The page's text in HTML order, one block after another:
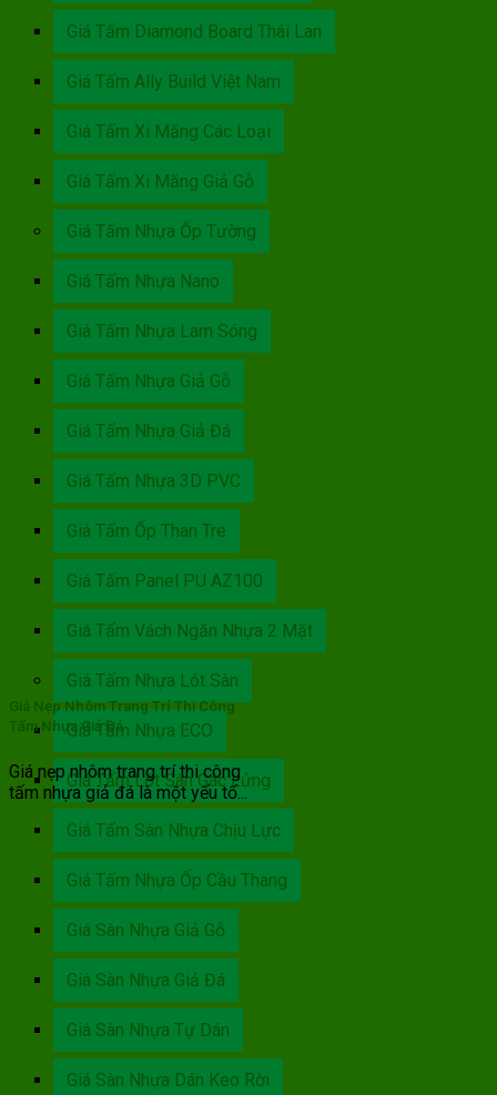
Giá Tấm Diamond Board Thái Lan
Giá Tấm Ally Build Việt Nam
Giá Tấm Xi Măng Các Loại
Giá Tấm Xi Măng Giả Gỗ
Giá Tấm Nhựa Ốp Tường
Giá Tấm Nhựa Nano
Giá Tấm Nhựa Lam Sóng
Giá Tấm Nhựa Giả Gỗ
Giá Tấm Nhựa Giả Đá
Giá Tấm Nhựa 3D PVC
Giá Tấm Ốp Than Tre
Giá Tấm Panel PU AZ100
Giá Tấm Vách Ngăn Nhựa 2 Mặt
Giá Tấm Nhựa Lót Sàn
Giá Tấm Nhựa ECO
Giá Tấm Lót Sàn Gác Lửng
Giá Tấm Sàn Nhựa Chịu Lực
Giá Tấm Nhựa Ốp Cầu Thang
Giá Sàn Nhựa Giả Gỗ
Giá Sàn Nhựa Giả Đá
Giá Sàn Nhựa Tự Dán
Giá Sàn Nhựa Dán Keo Rời
Giá Nẹp Nhôm Trang Trí Thi Công
Tấm Nhựa Giả Đá
Giá nẹp nhôm trang trí thi công
tấm nhựa giả đá là một yếu tố...